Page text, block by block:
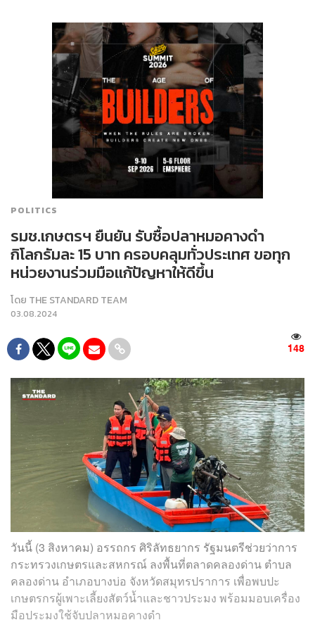
POLITICS
รมช.เกษตรฯ ยืนยัน รับซื้อปลาหมอคางดำ
กิโลกรัมละ 15 บาท ครอบคลุมทั่วประเทศ ขอทุก
หน่วยงานร่วมมือแก้ปัญหาให้ดีขึ้น
โดย THE STANDARD TEAM
03.08.2024
148
วันนี้ (3 สิงหาคม) อรรถกร ศิริลัทธยากร รัฐมนตรีช่วยว่าการ
กระทรวงเกษตรและสหกรณ์ ลงพื้นที่ตลาดคลองด่าน ตำบล
คลองด่าน อำเภอบางบ่อ จังหวัดสมุทรปราการ เพื่อพบปะ
เกษตรกรผู้เพาะเลี้ยงสัตว์น้ำและชาวประมง พร้อมมอบเครื่อง
มือประมงใช้จับปลาหมอคางดำ